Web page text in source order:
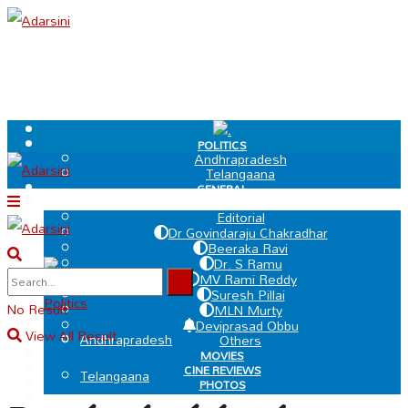
.
POLITICS
Andhrapradesh
Telangaana
GENERAL
Editorial
Dr Govindaraju Chakradhar
Beeraka Ravi
Dr. S Ramu
MV Rami Reddy
Suresh Pillai
MLN Murty
Deviprasad Obbu
Others
MOVIES
CINE REVIEWS
PHOTOS
VIDEOS
.
Politics
Andhrapradesh
Telangaana
No Result
View All Result